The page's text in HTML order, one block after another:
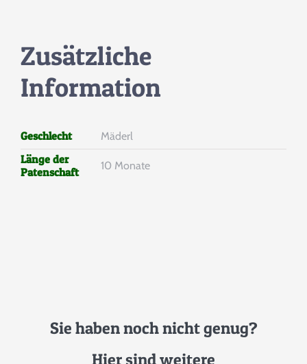
Zusätzliche
Information
Geschlecht Mäderl
Länge der
Patenschaft
10 Monate
Sie haben noch nicht genug?
Hier sind weitere
Sie Mit Ihrer Spende